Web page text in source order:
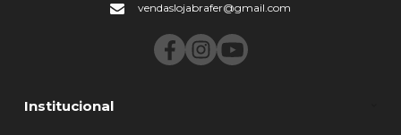
Institucional
vendaslojabrafer@gmail.com